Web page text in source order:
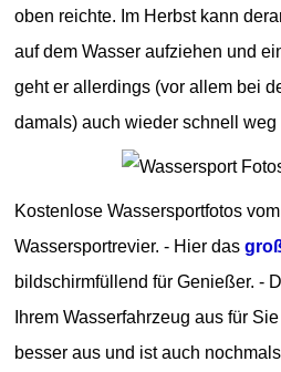
oben reichte. Im Herbst kann
auf dem Wasser aufziehen und
geht er allerdings (vor allem bei
damals) auch wieder schnell
Kostenlose Wassersportfotos
Wassersportrevier. - Hier das
bildschirmfüllend für Genießer. -
Ihrem Wasserfahrzeug aus für
besser aus und ist auch